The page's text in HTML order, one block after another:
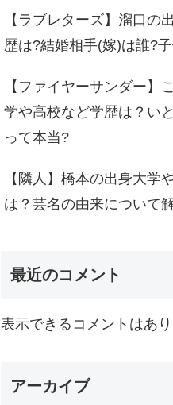
【ラブレターズ】溜口の
歴は?結婚相手(嫁)は誰?
【ファイヤーサンダー】
学や高校など学歴は？い
って本当?
【隣人】橋本の出身大学
は？芸名の由来について
最近のコメント
表示できるコメントはあり
アーカイブ